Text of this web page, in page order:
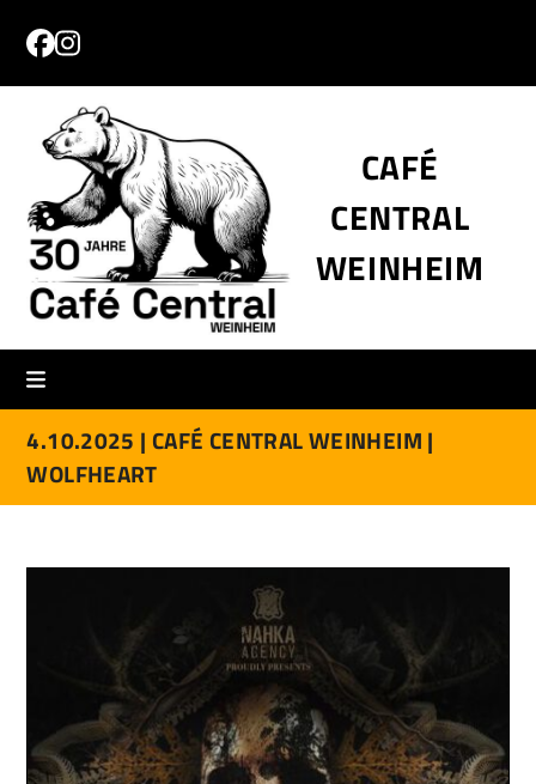
content
Facebook
Instagram
CAFÉ
CENTRAL
WEINHEIM
4.10.2025 | CAFÉ CENTRAL WEINHEIM |
WOLFHEART